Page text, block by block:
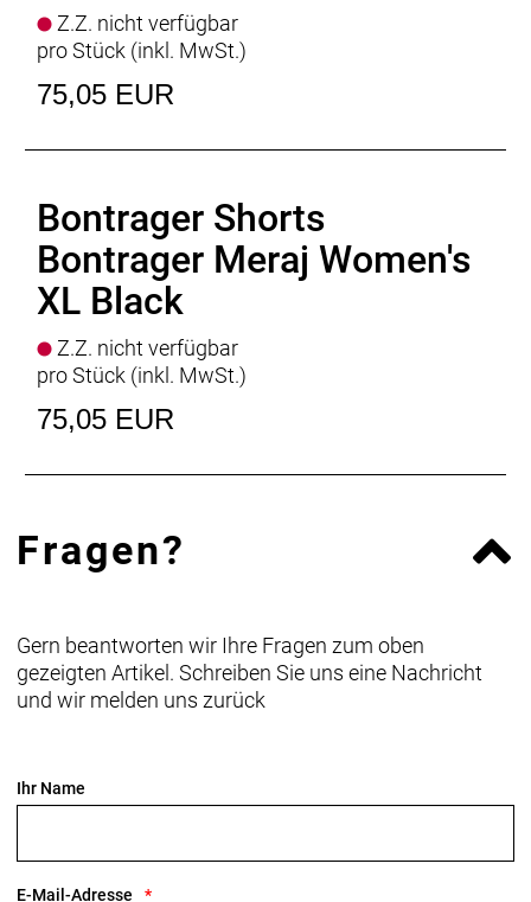
Z.Z. nicht verfügbar
pro Stück (inkl. MwSt.)
75,05 EUR
Bontrager Shorts
Bontrager Meraj Women's
XL Black
Z.Z. nicht verfügbar
pro Stück (inkl. MwSt.)
75,05 EUR
Fragen?
Gern beantworten wir Ihre Fragen zum oben
gezeigten Artikel. Schreiben Sie uns eine Nachricht
und wir melden uns zurück
Ihr Name
E-Mail-Adresse